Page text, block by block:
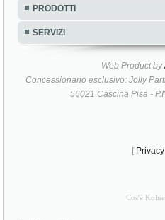
PRODOTTI
SERVIZI
Web Product by
Concessionario esclusivo: Jolly
56021 Cascina Pisa -
[ Privacy
Cos'è